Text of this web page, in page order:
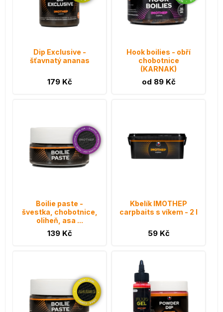
Dip Exclusive -
šťavnatý ananas
179 Kč
Hook boilies - obří
chobotnice
(KARNAK)
od 89 Kč
Boilie paste -
švestka, chobotnice,
oliheň, asa ...
139 Kč
Kbelík IMOTHEP
carpbaits s víkem - 2 l
59 Kč